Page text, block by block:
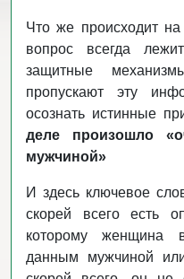
Что же происходит
вопрос всегда
защитные
пропускают эту
осознать истинные
деле произошло
мужчиной»
И здесь ключевое
скорей всего есть
которому женщина
данным мужчиной